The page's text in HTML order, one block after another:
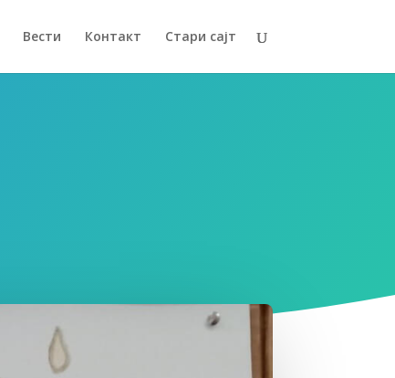
Вести Контакт Стари сајт